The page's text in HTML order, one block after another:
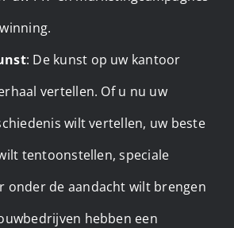
: De kunst op uw kantoor
vertellen. Of u nu uw
wilt vertellen, uw beste
tentoonstellen, speciale
onder de aandacht wilt brengen
hebben een